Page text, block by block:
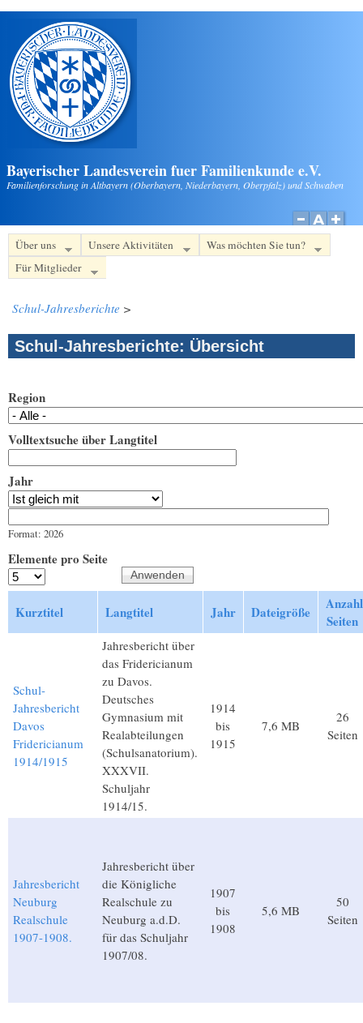
Direkt zum Inhalt
Bayerischer Landesverein fuer Familienkunde e.V.
Familienforschung in Altbayern (Oberbayern, Niederbayern, Oberpfalz) und Schwaben
Über uns Unsere Aktivitäten
Was möchten Sie tun?
Für Mitglieder
Schul-Jahresberichte >
Schul-Jahresberichte: Übersicht
Region
Volltextsuche über Langtitel
Jahr
Format: 2026
Elemente pro Seite
Kurztitel Langtitel Jahr Dateigröße
Anzahl
Seiten
Schul-
Jahresbericht
Davos
Fridericianum
1914/1915
Jahresbericht über
das Fridericianum
zu Davos.
Deutsches
Gymnasium mit
Realabteilungen
(Schulsanatorium).
XXXVII.
Schuljahr
1914/15.
1914
bis
1915
7,6 MB
26
Seiten
Jahresbericht
Neuburg
Realschule
1907-1908.
Jahresbericht über
die Königliche
Realschule zu
Neuburg a.d.D.
für das Schuljahr
1907/08.
1907
bis
1908
5,6 MB
50
Seiten